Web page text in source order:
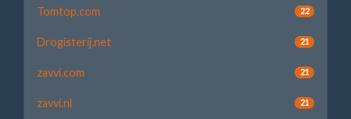
Tomtop.com 22
Drogisterij.net 21
zavvi.com 21
zavvi.nl 21